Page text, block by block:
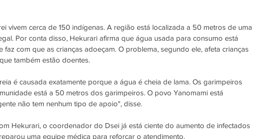
vivem cerca de 150 indígenas. A região está localizada a 50 metros de uma
Por conta disso, Hekurari afirma que água usada para consumo está
faz com que as crianças adoeçam. O problema, segundo ele, afeta crianças
também estão doentes.
é causada exatamente porque a água é cheia de lama. Os garimpeiros
está a 50 metros dos garimpeiros. O povo Yanomami está
não tem nenhum tipo de apoio", disse.
Hekurari, o coordenador do Dsei já está ciente do aumento de infectados
uma equipe médica para reforçar o atendimento.